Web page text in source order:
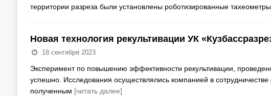
территории разреза были установлены роботизированные
Новая технология рекультивации УК
18 сентября 2023
Эксперимент по повышению эффективности рекультивации,
успешно. Исследования осуществлялись компанией в
полученным [читать далее]